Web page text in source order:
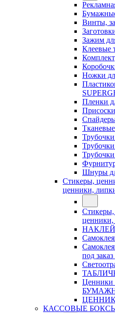
Винты,
Зажим
Клеевые
Ножки
Пленки
Присоски
Шнуры
Стикеры,
ценники,
ценники,
под
ЦЕННИКИ
КАССОВЫЕ